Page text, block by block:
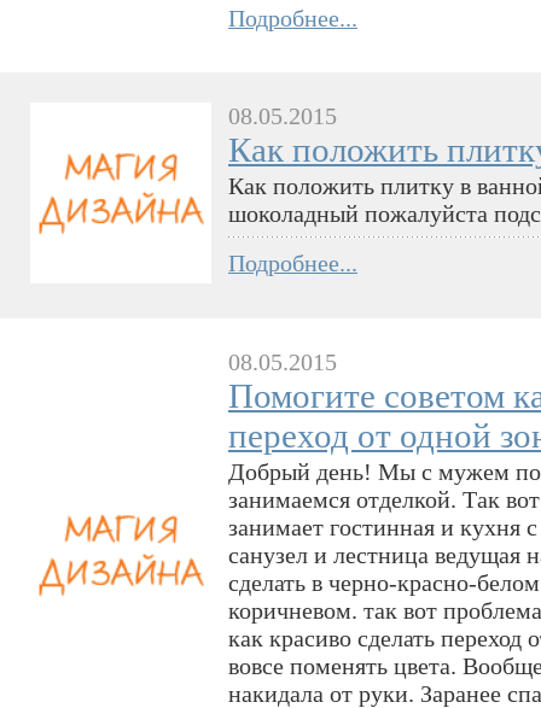
Подробнее...
08.05.2015
Как положить
Как положить плитку в
шоколадный пожалуйста
Подробнее...
08.05.2015
Помогите советом
переход от одной
Добрый день! Мы с мужем
занимаемся отделкой. Так
занимает гостинная и кухня
санузел и лестница ведущая
сделать в черно-красно-
коричневом. так вот
как красиво сделать
вовсе поменять цвета.
накидала от руки. Заранее